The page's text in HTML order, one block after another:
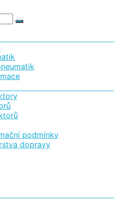
podmínky
dopravy